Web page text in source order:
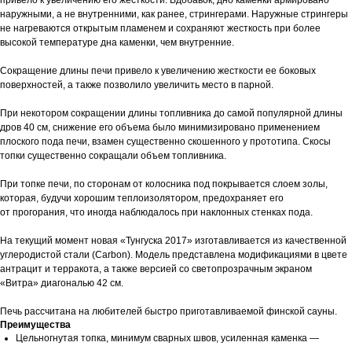
наружными, а не внутренними, как ранее, стрингерами. Наружные стрингеры
не нагреваются открытым пламенем и сохраняют жесткость при более
высокой температуре дна каменки, чем внутренние.
Сокращение длины печи привело к увеличению жесткости ее боковых
поверхностей, а также позволило увеличить место в парной.
При некотором сокращении длины топливника до самой популярной длины
дров 40 см, снижение его объема было минимизировано применением
плоского пода печи, взамен существенно скошенного у прототипа. Скосы
топки существенно сокращали объем топливника.
При топке печи, по сторонам от колосника под покрывается слоем золы,
которая, будучи хорошим теплоизолятором, предохраняет его
от прогорания, что иногда наблюдалось при наклонных стенках пода.
На текущий момент новая «Тунгуска 2017» изготавливается из качественной
углеродистой стали (Carbon). Модель представлена модификациями в цвете
антрацит и терракота, а также версией со светопрозрачным экраном
«Витра» диагональю 42 см.
Печь рассчитана на любителей быстро приготавливаемой финской сауны.
Преимущества
Цельногнутая топка, минимум сварных швов, усиленная каменка —